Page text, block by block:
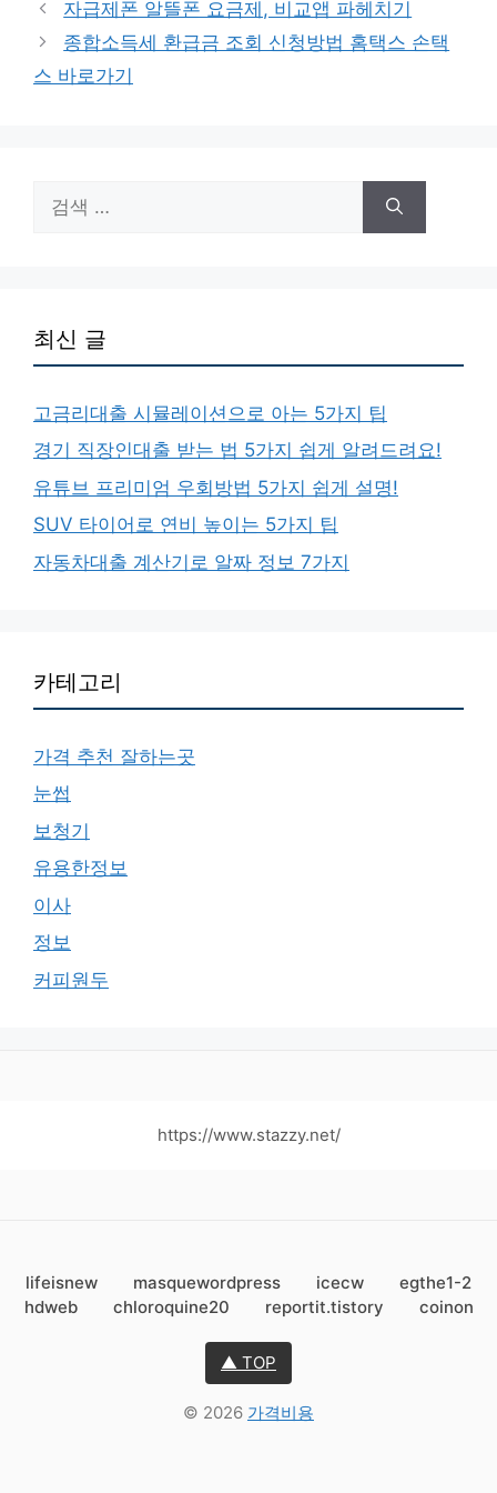
고
리
자급제폰 알뜰폰 요금제, 비교앱 파헤치기
종합소득세 환급금 조회 신청방법 홈택스 손택
스 바로가기
색:
최신 글
고금리대출 시뮬레이션으로 아는 5가지 팁
경기 직장인대출 받는 법 5가지 쉽게 알려드려요!
유튜브 프리미엄 우회방법 5가지 쉽게 설명!
SUV 타이어로 연비 높이는 5가지 팁
자동차대출 계산기로 알짜 정보 7가지
카테고리
가격 추천 잘하는곳
눈썹
보청기
유용한정보
이사
정보
커피원두
https://www.stazzy.net/
lifeisnew masquewordpress icecw
egthe1-2
hdweb
chloroquine20 reportit.tistory coinon
▲ TOP
© 2026 가격비용